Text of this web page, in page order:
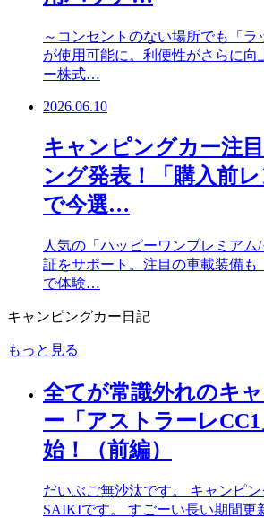
～コンセントのない場所でも「ラ
が使用可能に。利便性がさらに向
ー株式…
2026.06.10
キャンピングカー注
ング発表！「購入前レ
で今選…
人気の「ハッピーワンプレミアム
証をサポート。注目の車載装備も
で体験…
キャンピングカー日記
もっと見る
全てが常識外れのキ
ー「アストラーレ
始！（前編）
だいぶご無沙汰です。 キャンピ
SAIKIです。 すごーい長い期間更